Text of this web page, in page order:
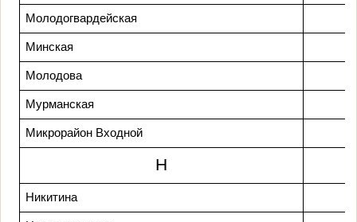
Молодогвардейская
Минская
Молодова
Мурманская
Микрорайон Входной
Н
Никитина